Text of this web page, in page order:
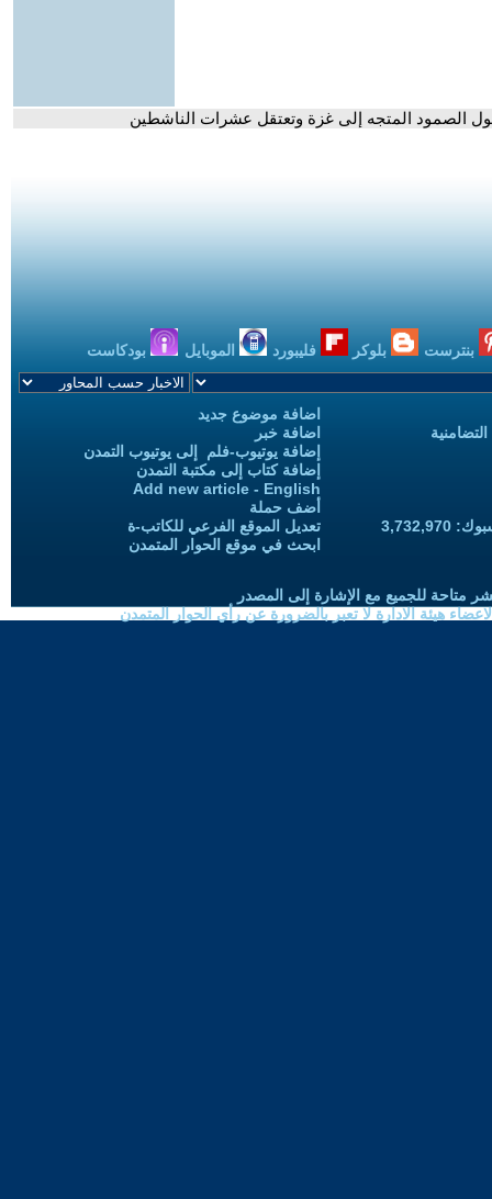
الصمود المتجه إلى غزة وتعتقل عشرات الناشطين
بنترست بلوكر فليبورد الموبايل بودكاست
اضافة موضوع جديد
اضافة خبر
إضافة يوتيوب-فلم إلى يوتيوب التمدن
إضافة كتاب إلى مكتبة التمدن
Add new article - English
أضف حملة
تعديل الموقع الفرعي للكاتب-ة
ابحث في موقع الحوار المتمدن
متاحة للجميع مع الإشارة إلى المصدر
هيئة الادارة لا تعبر بالضرورة عن رأي الحوار المتمدن